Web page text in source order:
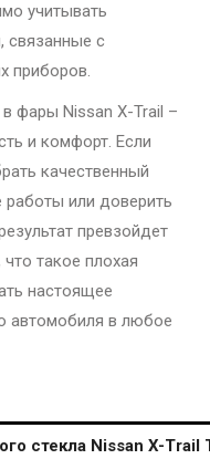
учитывать
с
приборов.
в фары Nissan X-Trail –
и комфорт. Если
качественный
работы или доверить
превзойдет
такое плохая
настоящее
автомобиля в любое
стекла Nissan X-